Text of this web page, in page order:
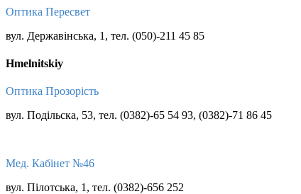
Оптика Пересвет
вул. Державінська, 1, тел. (050)-211 45 85
Hmelnitskiy
Оптика Прозорiсть
вул. Подiльска, 53, тел. (0382)-65 54 93, (0382)-71 86 45
Мед. Кабінет №46
вул. Пілотська, 1, тел. (0382)-656 252